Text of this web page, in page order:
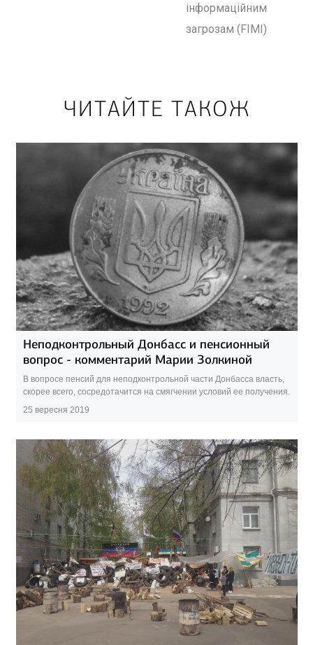
інформаційним
загрозам (FIMI)
ЧИТАЙТЕ ТАКОЖ
Неподконтрольный Донбасс и пенсионный
вопрос - комментарий Марии Золкиной
В вопросе пенсий для неподконтрольной части Донбасса власть,
скорее всего, сосредотачится на смягчении условий ее получения.
25 вересня 2019